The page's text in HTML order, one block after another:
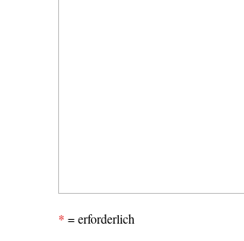
* = erforderlich